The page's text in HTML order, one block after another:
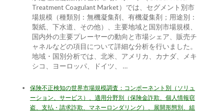
Treatment Coagulant Market）では、セグメント別市
場規模（種類別：無機凝集剤、有機凝集剤；用途別：
製紙、下水道、その他）、主要地域と国別市場規模、
国内外の主要プレーヤーの動向と市場シェア、販売チ
ャネルなどの項目について詳細な分析を行いました。
地域・国別分析では、北米、アメリカ、カナダ、メキ
シコ、ヨーロッパ、ドイツ、 …
保険不正検知の世界市場規模調査：コンポーネント別（ソリュ
ーション、サービス）、適用分野別（保険金詐欺、個人情報窃
盗、支払・請求詐欺、マネーロンダリング）、展開形態別、組